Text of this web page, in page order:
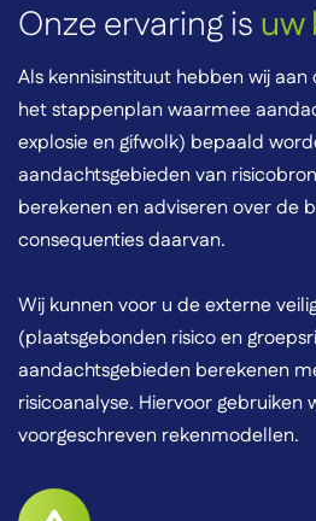
Onze ervaring is uw
Als kennisinstituut hebben wij aan
het stappenplan waarmee
explosie en gifwolk) bepaald
aandachtsgebieden van
berekenen en adviseren over de
consequenties daarvan.
Wij kunnen voor u de externe
(plaatsgebonden risico en
aandachtsgebieden berekenen
risicoanalyse. Hiervoor gebruiken
voorgeschreven rekenmodellen.